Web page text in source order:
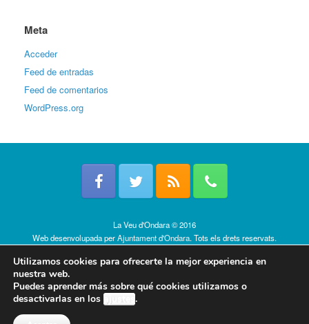
Meta
Acceder
Feed de entradas
Feed de comentarios
WordPress.org
La Veu d'Ondara © 2016
Web desenvolupada perAjuntament d'Ondara. Tots els drets reservats.
Utilizamos cookies para ofrecerte la mejor experiencia en
nuestra web.
Puedes aprender más sobre qué cookies utilizamos o
desactivarlas en los ajustes.